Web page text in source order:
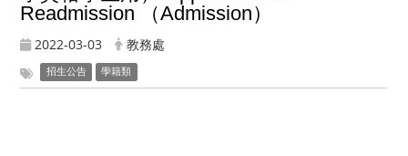
Readmission （Admission）
2022-03-03 教務處
招生公告 學籍類